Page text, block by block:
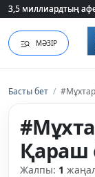
3,5 миллиардтың
3,5 миллиардтың
МӘЗІР
Басты бет /
Қараш
Жалпы: 1